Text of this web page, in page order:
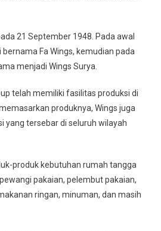
21 September 1948. Pada awal
Fa Wings, kemudian pada
menjadi Wings Surya.
telah memiliki fasilitas produksi di
produknya, Wings juga
yang tersebar di seluruh wilayah
produk kebutuhan rumah tangga
pakaian, pelembut pakaian,
ringan, minuman, dan masih